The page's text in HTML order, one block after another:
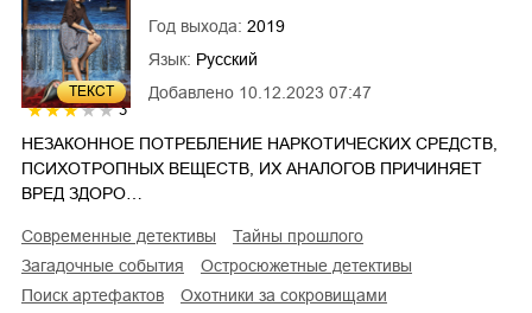
ТЕКСТ
3
Добавлено 10.12.2023 07:47
Год выхода: 2019
Язык: Русский
НЕЗАКОННОЕ ПОТРЕБЛЕНИЕ НАРКОТИЧЕСКИХ СРЕДСТВ,
ПСИХОТРОПНЫХ ВЕЩЕСТВ, ИХ АНАЛОГОВ ПРИЧИНЯЕТ
ВРЕД ЗДОРО…
современные детективы
тайны прошлого
загадочные события
остросюжетные детективы
поиск артефактов
охотники за сокровищами